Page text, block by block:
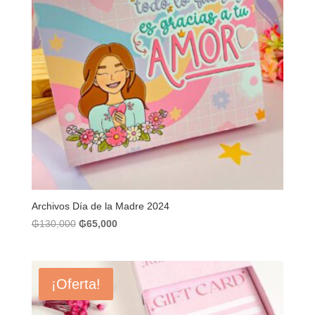
Archivos Día de la Madre 2024
₲130,000 El
era:
₲130,000.
₲65,000El
₲65,000.
¡Oferta!